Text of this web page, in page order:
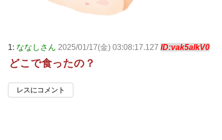
1: ななしさん 2025/01/17(金) 03:08:17.127 ID:vak5alkV0
どこで食ったの？
レスにコメント